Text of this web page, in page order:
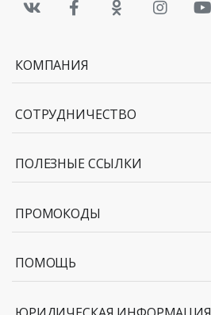
КОМПАНИЯ
СОТРУДНИЧЕСТВО
ПОЛЕЗНЫЕ ССЫЛКИ
ПРОМОКОДЫ
ПОМОЩЬ